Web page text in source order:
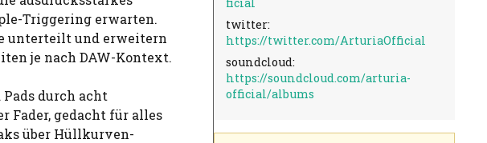
Triggering erwarten.
unterteilt und erweitern
je nach DAW-Kontext.
durch acht
Fader, gedacht für alles
über Hüllkurven-
twitter:
https://twitter.com/ArturiaOfficial
soundcloud:
https://soundcloud.com/arturia-
official/albums